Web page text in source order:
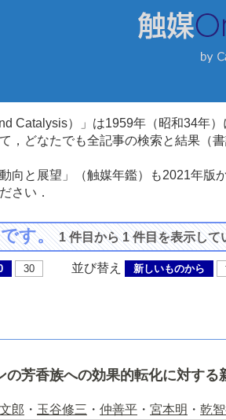
Catalysis）」は1959年（昭和34年
，どなたでも全記事の検索と結果（
向と展望」（触媒年鑑）も2021年
さい．
です。1 件目から 1 件目を表示して
30 並び替え 新しいものから
の芳香族への効果的転化に対する
郎 ・ 玉谷修三 ・ 仲善平 ・ 宮本明 ・ 乾